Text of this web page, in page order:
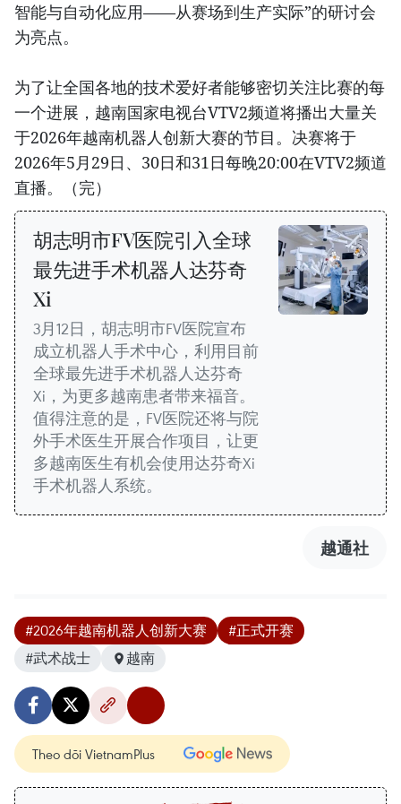
智能与自动化应用——从赛场到生产实际”的研讨会
为亮点。
为了让全国各地的技术爱好者能够密切关注比赛的每
一个进展，越南国家电视台VTV2频道将播出大量关
于2026年越南机器人创新大赛的节目。决赛将于
2026年5月29日、30日和31日每晚20:00在VTV2频道
直播。（完）
胡志明市FV医院引入全球
最先进手术机器人达芬奇
Xi
3月12日，胡志明市FV医院宣布
成立机器人手术中心，利用目前
全球最先进手术机器人达芬奇
Xi，为更多越南患者带来福音。
值得注意的是，FV医院还将与院
外手术医生开展合作项目，让更
多越南医生有机会使用达芬奇Xi
手术机器人系统。
越通社
#2026年越南机器人创新大赛
#正式开赛
#武术战士
越南
Theo dõi VietnamPlus